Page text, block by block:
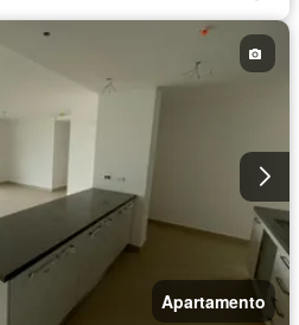
Apartamento